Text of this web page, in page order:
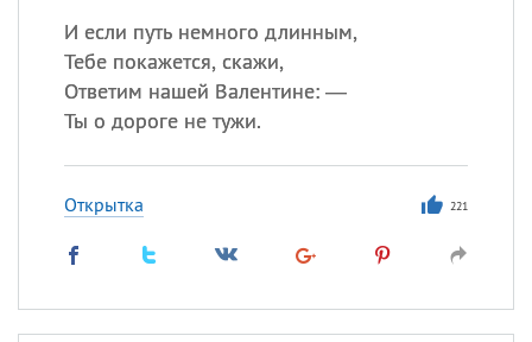
И если путь немного длинным,
Тебе покажется, скажи,
Ответим нашей Валентине: —
Ты о дороге не тужи.
Открытка 221
происхождение